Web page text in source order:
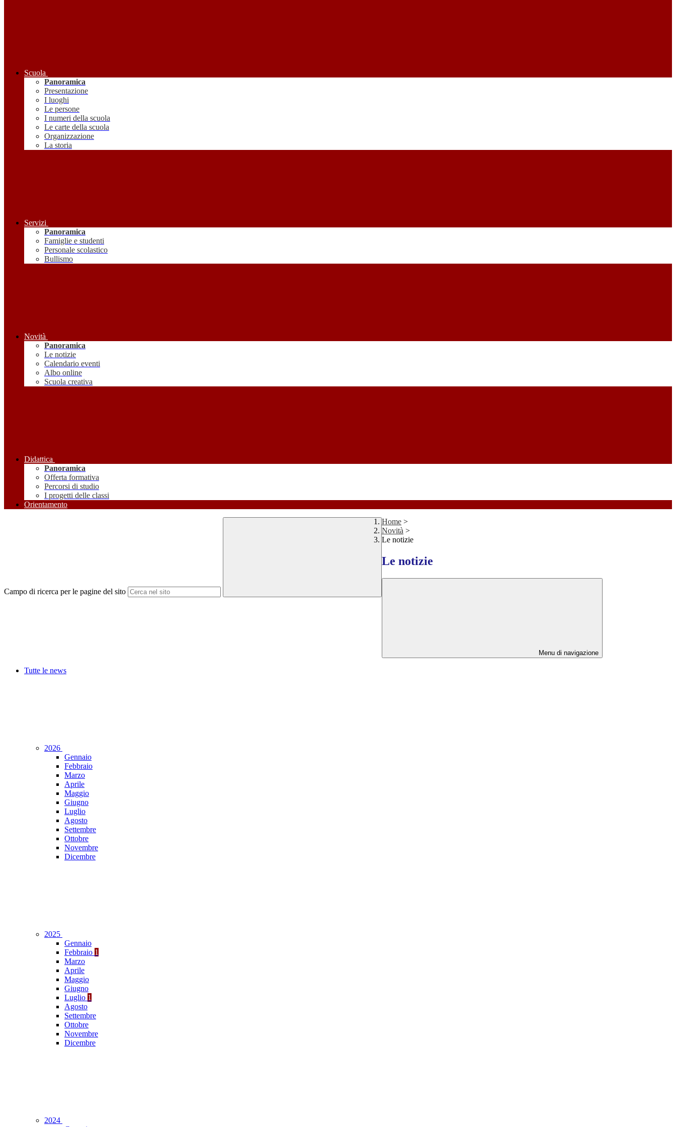
Scuola
Panoramica
Presentazione
I luoghi
Le persone
I numeri della scuola
Le carte della scuola
Organizzazione
La storia
Servizi
Panoramica
Famiglie e studenti
Personale scolastico
Bullismo
Novità
Panoramica
Le notizie
Calendario eventi
Albo online
Scuola creativa
Didattica
Panoramica
Offerta formativa
Percorsi di studio
I progetti delle classi
Orientamento
Campo di ricerca per le pagine del sito
Home >
Novità >
Le notizie
Le notizie
Menu di navigazione
Tutte le news
2026
Gennaio
Febbraio
Marzo
Aprile
Maggio
Giugno
Luglio
Agosto
Settembre
Ottobre
Novembre
Dicembre
2025
Gennaio
Febbraio 1
Marzo
Aprile
Maggio
Giugno
Luglio 1
Agosto
Settembre
Ottobre
Novembre
Dicembre
2024